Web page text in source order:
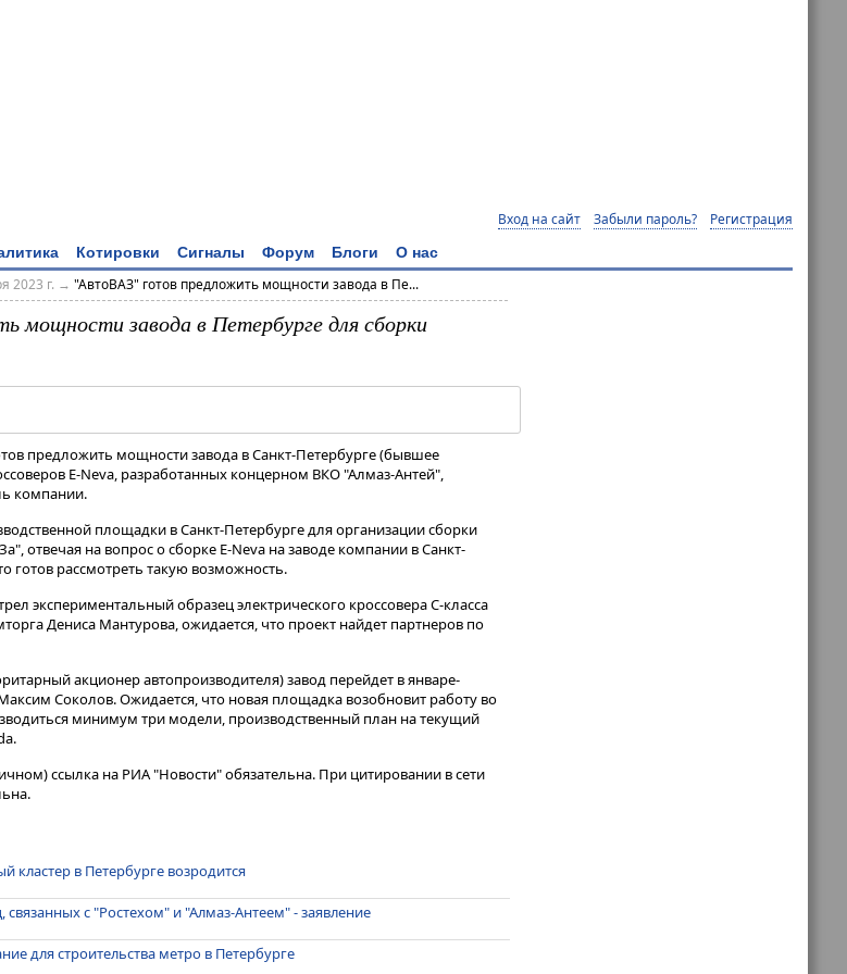
Вход на сайт Забыли пароль? Регистрация
Котировки Сигналы Форум Блоги О нас
2023 г. → "АвтоВАЗ" готов предложить мощности завода в Пе...
мощности завода в Петербурге для сборки
предложить мощности завода в Санкт-Петербурге (бывшее
E-Neva, разработанных концерном ВКО "Алмаз-Антей",
компании.
площадки в Санкт-Петербурге для организации сборки
отвечая на вопрос о сборке E-Neva на заводе компании в Санкт-
готов рассмотреть такую возможность.
экспериментальный образец электрического кроссовера С-класса
Дениса Мантурова, ожидается, что проект найдет партнеров по
акционер автопроизводителя) завод перейдет в январе-
Соколов. Ожидается, что новая площадка возобновит работу во
минимум три модели, производственный план на текущий
ссылка на РИА "Новости" обязательна. При цитировании в сети
кластер в Петербурге возродится
с "Ростехом" и "Алмаз-Антеем" - заявление
для строительства метро в Петербурге